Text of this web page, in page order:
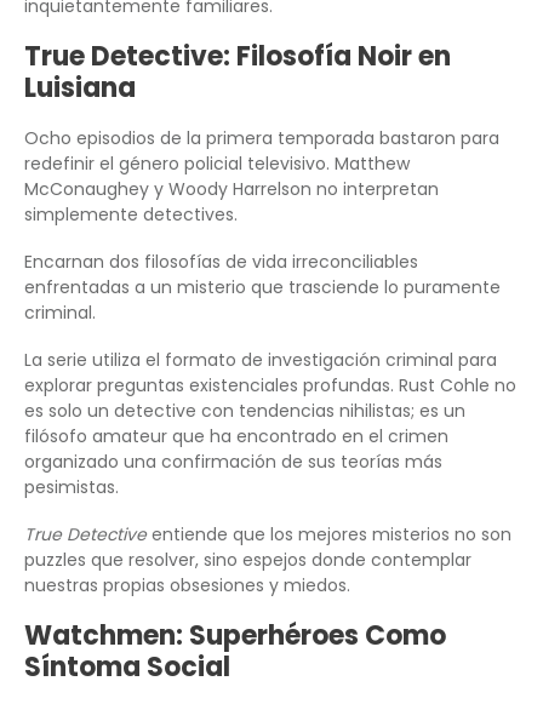
inquietantemente familiares.
True Detective: Filosofía Noir en
Luisiana
Ocho episodios de la primera temporada bastaron para
redefinir el género policial televisivo. Matthew
McConaughey y Woody Harrelson no interpretan
simplemente detectives.
Encarnan dos filosofías de vida irreconciliables
enfrentadas a un misterio que trasciende lo puramente
criminal.
La serie utiliza el formato de investigación criminal para
explorar preguntas existenciales profundas. Rust Cohle no
es solo un detective con tendencias nihilistas; es un
filósofo amateur que ha encontrado en el crimen
organizado una confirmación de sus teorías más
pesimistas.
True Detectiveentiende que los mejores misterios no son
puzzles que resolver, sino espejos donde contemplar
nuestras propias obsesiones y miedos.
Watchmen: Superhéroes Como
Síntoma Social